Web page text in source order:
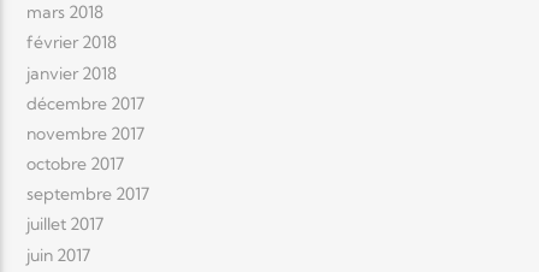
mars 2018
février 2018
janvier 2018
décembre 2017
novembre 2017
octobre 2017
septembre 2017
juillet 2017
juin 2017